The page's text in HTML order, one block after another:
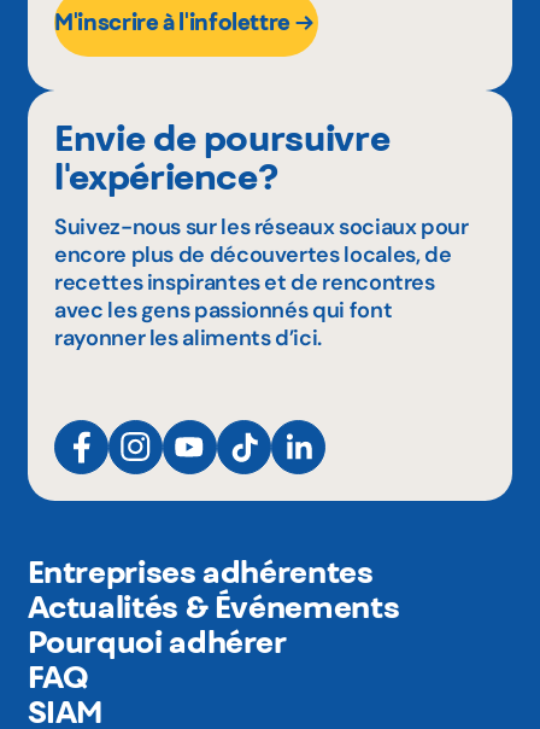
M'inscrire à l'infolettre
Envie de poursuivre
l'expérience?
Suivez-nous sur les réseaux sociaux pour
encore plus de découvertes locales, de
recettes inspirantes et de rencontres
avec les gens passionnés qui font
rayonner les aliments d’ici.
Entreprises adhérentes
Actualités & Événements
Pourquoi adhérer
FAQ
SIAM